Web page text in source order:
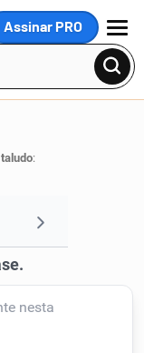
Assinar PRO
MENU
taludo: